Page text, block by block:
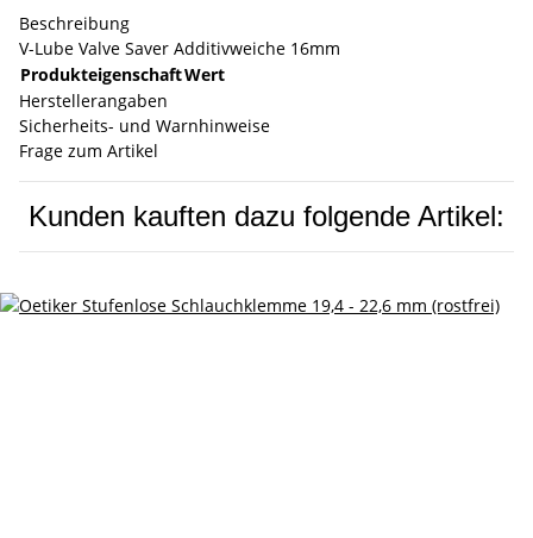
Beschreibung
V-Lube Valve Saver Additivweiche 16mm
ProdukteigenschaftWert
Herstellerangaben
Sicherheits- und Warnhinweise
Frage zum Artikel
Kunden kauften dazu folgende Artikel: